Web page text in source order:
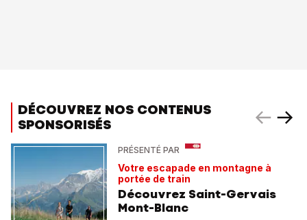
DÉCOUVREZ NOS CONTENUS
SPONSORISÉS
PRÉSENTÉ PAR
Votre escapade en montagne à
portée de train
Découvrez Saint-Gervais
Mont-Blanc